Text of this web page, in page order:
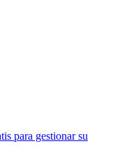
para gestionar su